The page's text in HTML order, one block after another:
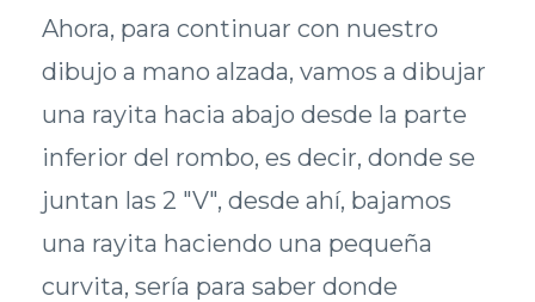
Ahora, para continuar con nuestro
dibujo a mano alzada, vamos a dibujar
una rayita hacia abajo desde la parte
inferior del rombo, es decir, donde se
juntan las 2 "V", desde ahí, bajamos
una rayita haciendo una pequeña
curvita, sería para saber donde